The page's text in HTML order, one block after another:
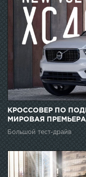
КРОССОВЕР ПО
МИРОВАЯ
Большой тест-драйв